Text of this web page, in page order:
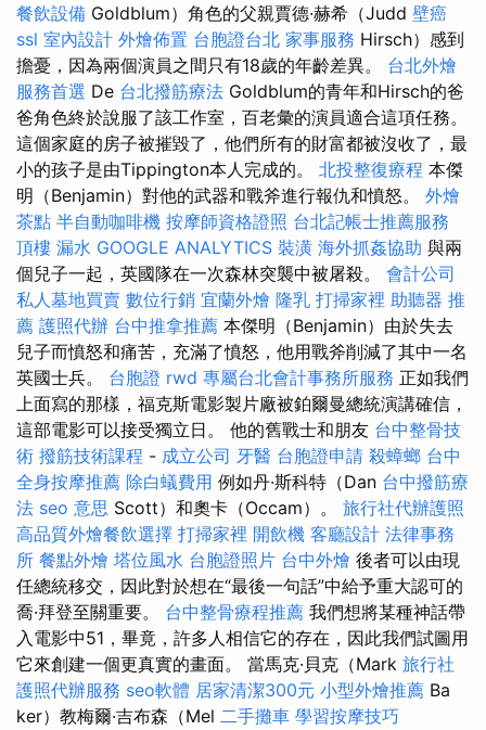
餐飲設備 Goldblum）角色的父親賈德·赫希（Judd 壁癌
ssl 室內設計 外燴佈置 台胞證台北 家事服務 Hirsch）感到
擔憂，因為兩個演員之間只有18歲的年齡差異。 台北外燴
服務首選 De 台北撥筋療法 Goldblum的青年和Hirsch的爸
爸角色終於說服了該工作室，百老彙的演員適合這項任務。
這個家庭的房子被摧毀了，他們所有的財富都被沒收了，最
小的孩子是由Tippington本人完成的。 北投整復療程 本傑
明（Benjamin）對他的武器和戰斧進行報仇和憤怒。 外燴
茶點 半自動咖啡機 按摩師資格證照 台北記帳士推薦服務
頂樓 漏水 GOOGLE ANALYTICS 裝潢 海外抓姦協助 與兩
個兒子一起，英國隊在一次森林突襲中被屠殺。 會計公司
私人墓地買賣 數位行銷 宜蘭外燴 隆乳 打掃家裡 助聽器 推
薦 護照代辦 台中推拿推薦 本傑明（Benjamin）由於失去
兒子而憤怒和痛苦，充滿了憤怒，他用戰斧削減了其中一名
英國士兵。 台胞證 rwd 專屬台北會計事務所服務 正如我們
上面寫的那樣，福克斯電影製片廠被鉑爾曼總統演講確信，
這部電影可以接受獨立日。 他的舊戰士和朋友 台中整骨技
術 撥筋技術課程 - 成立公司 牙醫 台胞證申請 殺蟑螂 台中
全身按摩推薦 除白蟻費用 例如丹·斯科特（Dan 台中撥筋療
法 seo 意思 Scott）和奧卡（Occam）。 旅行社代辦護照
高品質外燴餐飲選擇 打掃家裡 開飲機 客廳設計 法律事務
所 餐點外燴 塔位風水 台胞證照片 台中外燴 後者可以由現
任總統移交，因此對於想在“最後一句話”中給予重大認可的
喬·拜登至關重要。 台中整骨療程推薦 我們想將某種神話帶
入電影中51，畢竟，許多人相信它的存在，因此我們試圖用
它來創建一個更真實的畫面。 當馬克·貝克（Mark 旅行社
護照代辦服務 seo軟體 居家清潔300元 小型外燴推薦 Ba​​
ker）教梅爾·吉布森（Mel 二手攤車 學習按摩技巧